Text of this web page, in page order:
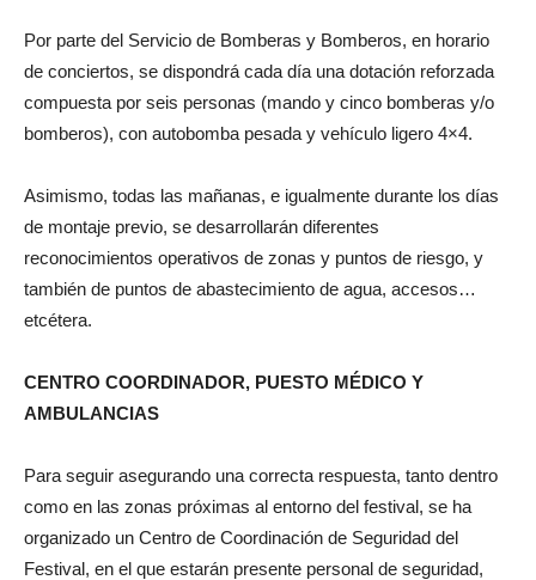
Por parte del Servicio de Bomberas y Bomberos, en horario
de conciertos, se dispondrá cada día una dotación reforzada
compuesta por seis personas (mando y cinco bomberas y/o
bomberos), con autobomba pesada y vehículo ligero 4×4.
Asimismo, todas las mañanas, e igualmente durante los días
de montaje previo, se desarrollarán diferentes
reconocimientos operativos de zonas y puntos de riesgo, y
también de puntos de abastecimiento de agua, accesos…
etcétera.
CENTRO COORDINADOR, PUESTO MÉDICO Y
AMBULANCIAS
Para seguir asegurando una correcta respuesta, tanto dentro
como en las zonas próximas al entorno del festival, se ha
organizado un Centro de Coordinación de Seguridad del
Festival, en el que estarán presente personal de seguridad,